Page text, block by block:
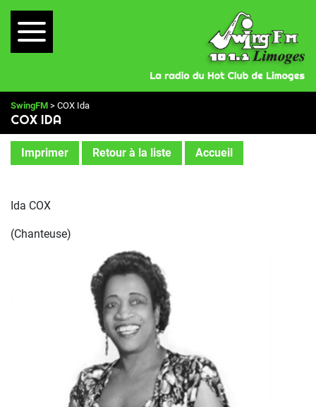
SwingFM > COX Ida
COX IDA
Imprimer Retour à la liste Accueil
Ida COX
(Chanteuse)